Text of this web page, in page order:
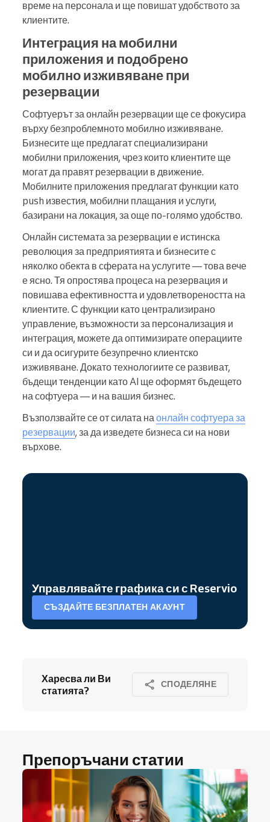
време на персонала и ще повишат удобството за
клиентите.
Интеграция на мобилни
приложения и подобрено
мобилно изживяване при
резервации
Софтуерът за онлайн резервации ще се фокусира
върху безпроблемното мобилно изживяване.
Бизнесите ще предлагат специализирани
мобилни приложения, чрез които клиентите ще
могат да правят резервации в движение.
Мобилните приложения предлагат функции като
push известия, мобилни плащания и услуги,
базирани на локация, за още по-голямо удобство.
Онлайн системата за резервации е истинска
революция за предприятията и бизнесите с
няколко обекта в сферата на услугите — това вече
е ясно. Тя опростява процеса на резервация и
повишава ефективността и удовлетвореността на
клиентите. С функции като централизирано
управление, възможности за персонализация и
интеграция, можете да оптимизирате операциите
си и да осигурите безупречно клиентско
изживяване. Докато технологиите се развиват,
бъдещи тенденции като AI ще оформят бъдещето
на софтуера — и на вашия бизнес.
Възползвайте се от силата на онлайн софтуера за
резервации, за да изведете бизнеса си на нови
върхове.
Управлявайте графика си с Reservio
СЪЗДАЙТЕ БЕЗПЛАТЕН АКАУНТ
Харесва ли Ви
статията?
СПОДЕЛЯНЕ
Препоръчани статии